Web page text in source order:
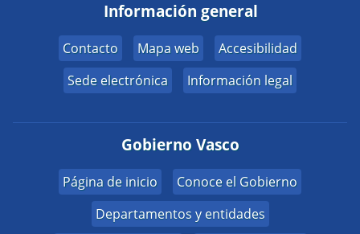
Información general
Contacto Mapa web
Accesibilidad
Sede electrónica
Información legal
Gobierno Vasco
Página de inicio
Conoce el Gobierno
Departamentos y entidades